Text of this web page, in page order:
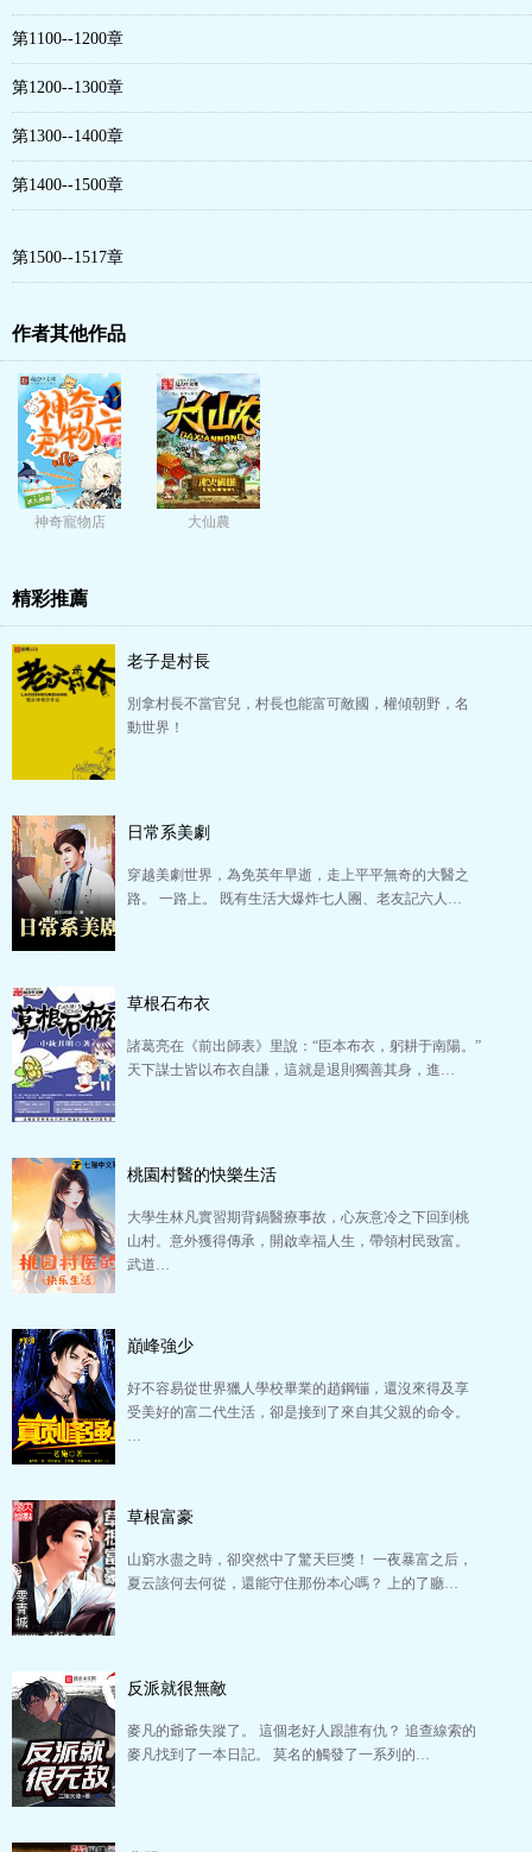
第1100--1200章
第1200--1300章
第1300--1400章
第1400--1500章
第1500--1517章
作者其他作品
神奇寵物店 大仙農
精彩推薦
老子是村長
別拿村長不當官兒，村長也能富可敵國，權傾朝野，名
動世界！
日常系美劇
穿越美劇世界，為免英年早逝，走上平平無奇的大醫之
路。 一路上。 既有生活大爆炸七人團、老友記六人…
草根石布衣
諸葛亮在《前出師表》里說：“臣本布衣，躬耕于南陽。”
天下謀士皆以布衣自謙，這就是退則獨善其身，進…
桃園村醫的快樂生活
大學生林凡實習期背鍋醫療事故，心灰意冷之下回到桃
山村。意外獲得傳承，開啟幸福人生，帶領村民致富。
武道…
巔峰強少
好不容易從世界獵人學校畢業的趙鋼镚，還沒來得及享
受美好的富二代生活，卻是接到了來自其父親的命令。
…
草根富豪
山窮水盡之時，卻突然中了驚天巨獎！ 一夜暴富之后，
夏云該何去何從，還能守住那份本心嗎？ 上的了廳…
反派就很無敵
麥凡的爺爺失蹤了。 這個老好人跟誰有仇？ 追查線索的
麥凡找到了一本日記。 莫名的觸發了一系列的…